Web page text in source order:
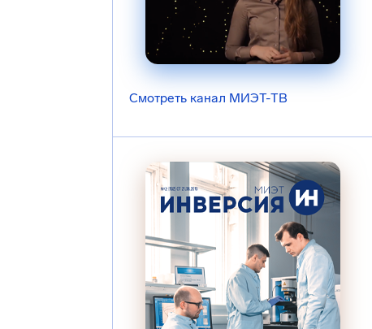
Смотреть канал МИЭТ-ТВ